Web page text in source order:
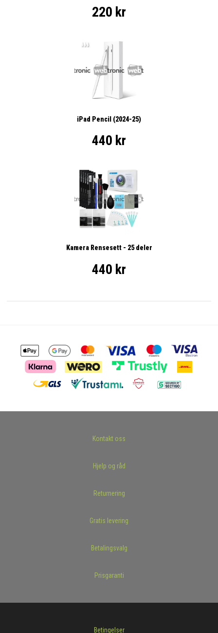
220 kr
iPad Pencil (2024-25)
440 kr
Kamera Rensesett - 25 deler
440 kr
Kontakt oss
Hjelp og råd
Returnering
Gratis levering
Betalingsvalg
Prisgaranti
Betingelser